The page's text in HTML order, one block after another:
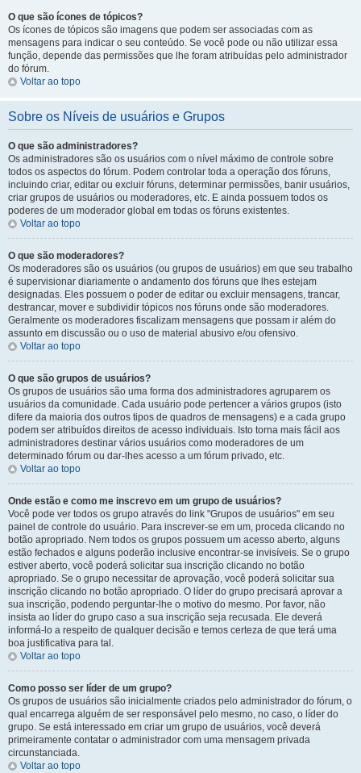
O que são ícones de tópicos?
Os ícones de tópicos são imagens que podem ser associadas com as
mensagens para indicar o seu conteúdo. Se você pode ou não utilizar essa
função, depende das permissões que lhe foram atribuídas pelo administrador
do fórum.
Voltar ao topo
Sobre os Níveis de usuários e Grupos
O que são administradores?
Os administradores são os usuários com o nível máximo de controle sobre
todos os aspectos do fórum. Podem controlar toda a operação dos fóruns,
incluindo criar, editar ou excluir fóruns, determinar permissões, banir usuários,
criar grupos de usuários ou moderadores, etc. E ainda possuem todos os
poderes de um moderador global em todas os fóruns existentes.
Voltar ao topo
O que são moderadores?
Os moderadores são os usuários (ou grupos de usuários) em que seu trabalho
é supervisionar diariamente o andamento dos fóruns que lhes estejam
designadas. Eles possuem o poder de editar ou excluir mensagens, trancar,
destrancar, mover e subdividir tópicos nos fóruns onde são moderadores.
Geralmente os moderadores fiscalizam mensagens que possam ir além do
assunto em discussão ou o uso de material abusivo e/ou ofensivo.
Voltar ao topo
O que são grupos de usuários?
Os grupos de usuários são uma forma dos administradores agruparem os
usuários da comunidade. Cada usuário pode pertencer a vários grupos (isto
difere da maioria dos outros tipos de quadros de mensagens) e a cada grupo
podem ser atribuídos direitos de acesso individuais. Isto torna mais fácil aos
administradores destinar vários usuários como moderadores de um
determinado fórum ou dar-lhes acesso a um fórum privado, etc.
Voltar ao topo
Onde estão e como me inscrevo em um grupo de usuários?
Você pode ver todos os grupo através do link "Grupos de usuários" em seu
painel de controle do usuário. Para inscrever-se em um, proceda clicando no
botão apropriado. Nem todos os grupos possuem um acesso aberto, alguns
estão fechados e alguns poderão inclusive encontrar-se invisíveis. Se o grupo
estiver aberto, você poderá solicitar sua inscrição clicando no botão
apropriado. Se o grupo necessitar de aprovação, você poderá solicitar sua
inscrição clicando no botão apropriado. O líder do grupo precisará aprovar a
sua inscrição, podendo perguntar-lhe o motivo do mesmo. Por favor, não
insista ao líder do grupo caso a sua inscrição seja recusada. Ele deverá
informá-lo a respeito de qualquer decisão e temos certeza de que terá uma
boa justificativa para tal.
Voltar ao topo
Como posso ser líder de um grupo?
Os grupos de usuários são inicialmente criados pelo administrador do fórum, o
qual encarrega alguém de ser responsável pelo mesmo, no caso, o líder do
grupo. Se está interessado em criar um grupo de usuários, você deverá
primeiramente contatar o administrador com uma mensagem privada
circunstanciada.
Voltar ao topo